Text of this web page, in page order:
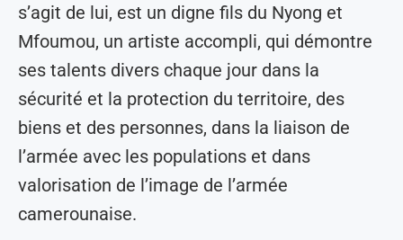
s’agit de lui, est un digne fils du Nyong et
Mfoumou, un artiste accompli, qui démontre
ses talents divers chaque jour dans la
sécurité et la protection du territoire, des
biens et des personnes, dans la liaison de
l’armée avec les populations et dans
valorisation de l’image de l’armée
camerounaise.